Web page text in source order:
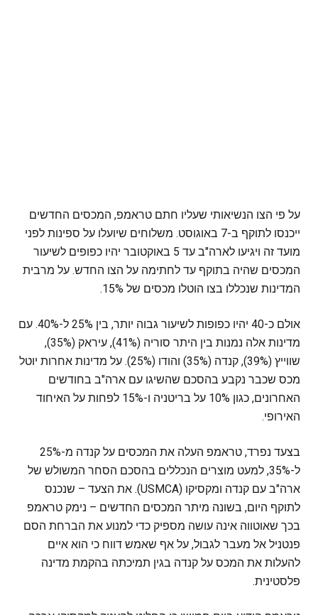
על פי הצו הנשיאותי שעליו חתם טראמפ, המכסים החדשים
ייכנסו לתוקף ב-7 באוגוסט. משלוחים שיועלו על ספינות לפני
מועד זה ויגיעו לארה"ב עד 5 באוקטובר יהיו כפופים לשיעור
המכסים שהיה בתוקף עד לחתימה על הצו החדש. על מרבית
המדינות שנכללו בצו הוטלו מכסים של 15%.
אולם כ-40 יהיו כפופות לשיעור גבוה יותר, בין 25% ל-40%. עם
מדינות אלה נמנות בין היתר סוריה (41%), עיראק (35%),
שווייץ (39%), קנדה (35%) והודו (25%). על מדינות אחרות יוטל
מכס שכבר נקבע בהסכם שהשיגו עם ארה"ב בחודשים
האחרונים, כגון 10% על בריטניה ו-15% לפחות על האיחוד
האירופי.
בצעד נפרד, טראמפ העלה את המכסים על קנדה מ-25%
ל-35%, למעט מוצרים הנכללים בהסכם הסחר המשולש של
ארה"ב עם קנדה ומקסיקו (USMCA). את הצעד – שנכנס
לתוקף היום, בשונה מיתר המכסים החדשים – נימק טראמפ
בכך שאוטווה אינה עושה מספיק כדי למנוע את הברחת הסם
פנטניל אל מעבר לגבול, על אף שאמש דווח כי הוא איים
להעלות את המכס על קנדה בגין תמיכתה בהקמת מדינה
פלסטינית.